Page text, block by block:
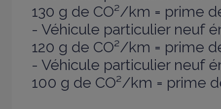
130 g de CO²/km = prime
- Véhicule particulier neuf
120 g de CO²/km = prime
- Véhicule particulier neuf
100 g de CO²/km = prime